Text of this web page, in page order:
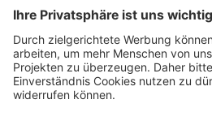
WWF Deutschland
Reinhardtstr. 18
10117 Berlin